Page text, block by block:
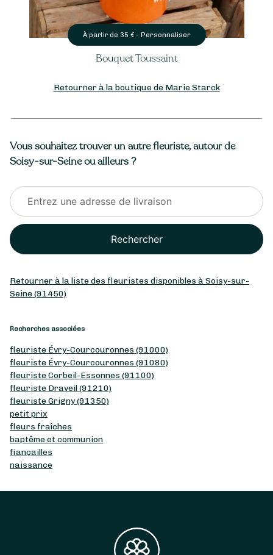
À partir de 35 € - Personnaliser
Bouquet Toussaint
Retourner à la boutique de Marie Starck
Vous souhaitez trouver un autre fleuriste, autour de
Soisy-sur-Seine ou ailleurs ?
Rechercher
Retourner à la liste des fleuristes disponibles à Soisy-sur-
Seine (91450)
Recherches associées
fleuriste Évry-Courcouronnes (91000)
fleuriste Évry-Courcouronnes (91080)
fleuriste Corbeil-Essonnes (91100)
fleuriste Draveil (91210)
fleuriste Grigny (91350)
petit prix
fleurs fraîches
baptême et communion
fiançailles
naissance